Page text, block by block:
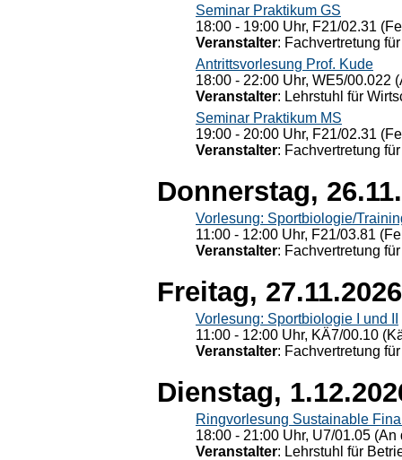
Seminar Praktikum GS
18:00 - 19:00 Uhr, F21/02.31
Veranstalter: Fachvertretung
Antrittsvorlesung Prof. Kude
18:00 - 22:00 Uhr, WE5/00.022
Veranstalter: Lehrstuhl für
Seminar Praktikum MS
19:00 - 20:00 Uhr, F21/02.31
Veranstalter: Fachvertretung
Donnerstag,
Vorlesung: Sportbiologie/
11:00 - 12:00 Uhr, F21/03.81
Veranstalter: Fachvertretung
Freitag, 27.11.2026
Vorlesung: Sportbiologie I und II
11:00 - 12:00 Uhr, KÄ7/00.10
Veranstalter: Fachvertretung
Dienstag,
Ringvorlesung Sustainable
18:00 - 21:00 Uhr, U7/01.05
Veranstalter: Lehrstuhl für